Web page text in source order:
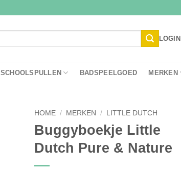
LOGIN
SCHOOLSPULLEN BADSPEELGOED MERKEN
HOME / MERKEN / LITTLE DUTCH
Buggyboekje Little
Dutch Pure & Nature